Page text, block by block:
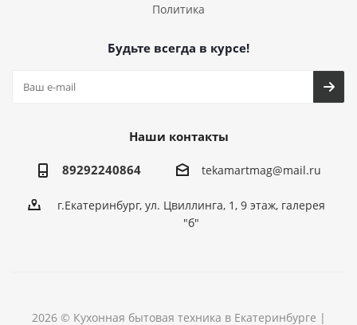
Политика
Будьте всегда в курсе!
Наши контакты
89292240864 tekamartmag@mail.ru
г.Екатеринбург, ул. Цвиллинга, 1, 9 этаж, галерея
"б"
2026 © Кухонная бытовая техника в Екатеринбурге |